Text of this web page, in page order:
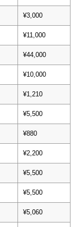
¥3,000
¥11,000
¥44,000
¥10,000
¥1,210
¥5,500
¥880
¥2,200
¥5,500
¥5,500
¥5,060